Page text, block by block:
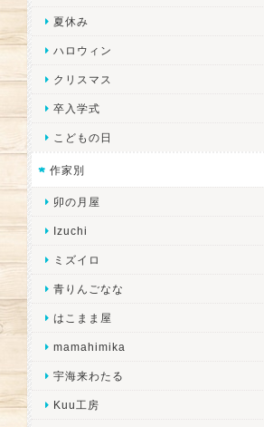
夏休み
ハロウィン
クリスマス
卒入学式
こどもの日
作家別
卯の月屋
Izuchi
ミズイロ
青りんごなな
はこまま屋
mamahimika
宇海来わたる
Kuu工房